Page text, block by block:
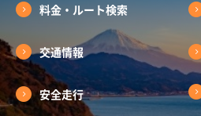
料金・ルート検索
交通情報
安全走行